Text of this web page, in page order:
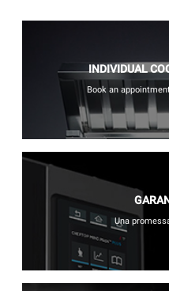
INDIVIDUAL
Book an
Una